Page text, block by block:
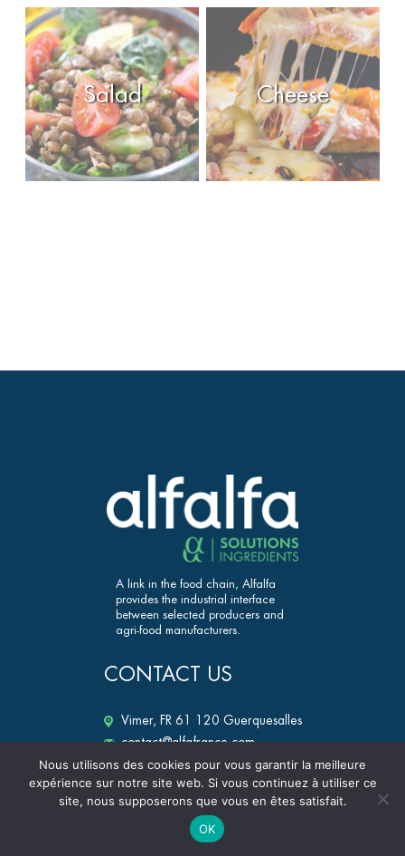
Salad Cheese
A link in the food chain, Alfalfa
provides the industrial interface
between selected producers and
agri-food manufacturers.
CONTACT US
Vimer, FR 61 120 Guerquesalles
contact@alfafrance.com
+33 (0)2 33 12 25 50
alfalfa-ingredients.fr
Nous utilisons des cookies pour vous garantir la meilleure
expérience sur notre site web. Si vous continuez à utiliser ce
site, nous supposerons que vous en êtes satisfait.
OK